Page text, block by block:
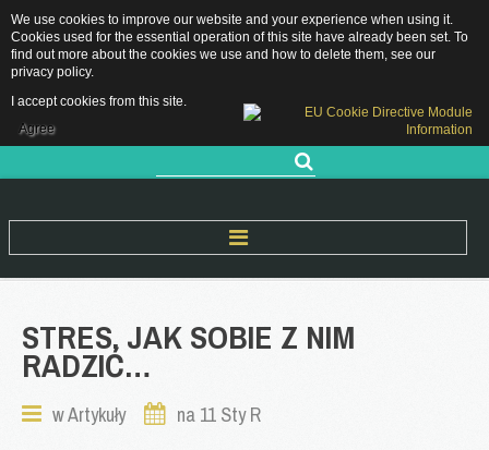
Grójecka 11, 05-660 Warka
sekretariat.pppwarka@grojec.pl
DEKLARACJA DOSTĘPNOŚCI
O Nas
Kadra pedagogiczna
STRES. JAK SOBIE Z NIM
RADZIĆ…
wArtykuły na 11 Sty R
We use cookies to improve our website and your experience when using it.
Cookies used for the essential operation of this site have already been set. To
find out more about the cookies we use and how to delete them, see our
privacy policy.
I accept cookies from this site.
Agree